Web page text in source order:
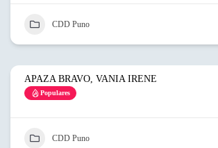
CDD Puno
APAZA BRAVO, VANIA IRENE
Populares
CDD Puno